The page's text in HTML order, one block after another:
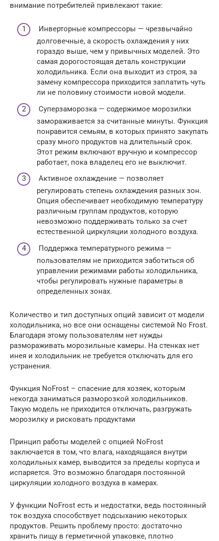
внимание потребителей привлекают такие:
Инверторные компрессоры — чрезвычайно
долговечные, а скорость охлаждения у них
гораздо выше, чем у привычных моделей. Это
самая дорогостоящая деталь конструкции
холодильника. Если она выходит из строя, за
замену компрессора приходится заплатить чуть
ли не половину стоимости новой модели.
Суперзаморозка — содержимое морозилки
замораживается за считанные минуты. Функция
понравится семьям, в которых принято закупать
сразу много продуктов на длительный срок.
Этот режим включают вручную и компрессор
работает, пока владелец его не выключит.
Активное охлаждение — позволяет
регулировать степень охлаждения разных зон.
Опция обеспечивает необходимую температуру
различным группам продуктов, которую
невозможно поддерживать только за счет
естественной циркуляции холодного воздуха.
Поддержка температурного режима —
пользователям не приходится заботиться об
управлении режимами работы холодильника,
чтобы регулировать нужные параметры в
определенных зонах.
Количество и тип доступных опций зависит от модели
холодильника, но все они оснащены системой No Frost.
Благодаря этому пользователям нет нужды
размораживать морозильные камеры. На стенках нет
инея и холодильник не требуется отключать для его
устранения.
Функция NoFrost – спасение для хозяек, которым
некогда заниматься разморозкой холодильников.
Такую модель не приходится отключать, разгружать
морозилку и рисковать продуктами
Принцип работы моделей с опцией NoFrost
заключается в том, что влага, находящаяся внутри
холодильных камер, выводится за пределы корпуса и
испаряется. Это возможно благодаря постоянной
циркуляции холодного воздуха в камерах.
У функции NoFrost есть и недостатки, ведь постоянный
ток воздуха способствует подсыханию некоторых
продуктов. Решить проблему просто: достаточно
хранить пищу в герметичной упаковке, плотно